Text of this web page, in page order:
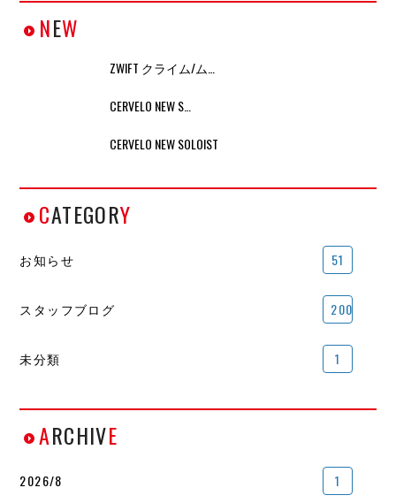
NEW
ZWIFT クライム/ム…
CERVELO NEW S…
CERVELO NEW SOLOIST
CATEGORY
お知らせ 51
スタッフブログ 200
未分類 1
ARCHIVE
2026/8 1